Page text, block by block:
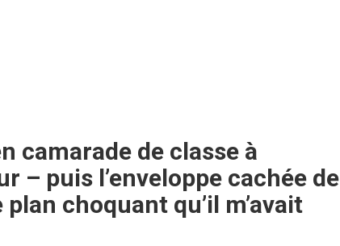
camarade de classe à
– puis l’enveloppe cachée de
choquant qu’il m’avait